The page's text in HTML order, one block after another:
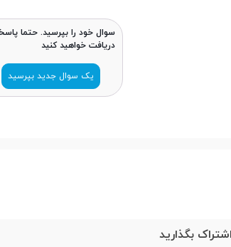
سوال خود را بپرسید. حتما
دریافت خواهید کنید
یک سوال جدید بپرسید
بگذارید